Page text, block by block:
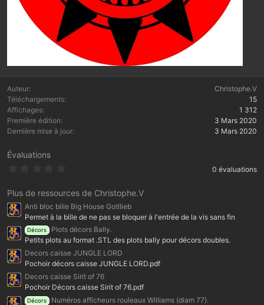
Auteur
Christophe.V
Téléchargements
15
Affichages
1 312
Première édition
3 Mars 2020
Dernière mise à jour
3 Mars 2020
Évaluations
0
t
o
l
e
(
s
)
0 évaluations
Plus de ressources de Christophe.V
Anti bloc bille Big House Gotllieb
Permet à la bille de ne pas se bloquer à l'entrée de la vis sans fin
Décors
Plots décors Bally.
Petits plots au format .STL des plots bally pour décors doubles.
Decors caisse JUNGLE LORD
Pochoir décors caisse JUNGLE LORD.pdf
Decors caisse Sirit of 76
Pochoir Décors caisse Sirit of 76.pdf
Décors
Numéros afficheurs rouleaux Williams (diam 77).